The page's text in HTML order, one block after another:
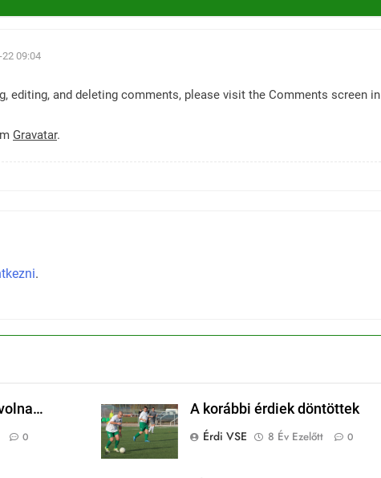
09:04
editing, and deleting comments, please visit the Comments screen in
Gravatar.
.
0
A korábbi érdiek döntöttek
Érdi VSE
8 Év Ezelőtt 0